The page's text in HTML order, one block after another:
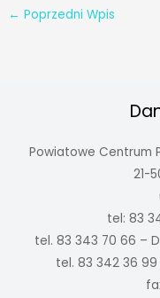
← Poprzedni Wpis
Powiatowe Centrum
21-
tel: 83
tel. 83 343 70 66 –
tel. 83 342 36 99